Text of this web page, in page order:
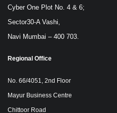
Cyber One Plot No. 4 & 6;
Sector30-A Vashi,
Navi Mumbai – 400 703.
Regional Office
No. 66/4051, 2nd Floor
Mayur Business Centre
Chittoor Road